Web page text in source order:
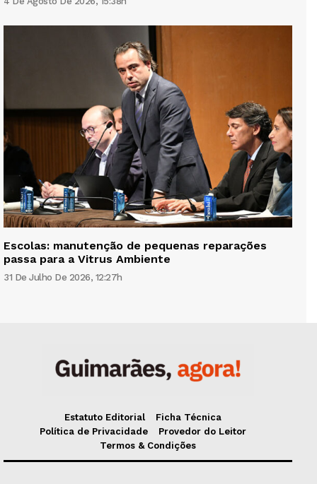
Escolas: manutenção de pequenas reparações
passa para a Vitrus Ambiente
31 De Julho De 2026, 12:27h
Estatuto Editorial
Ficha Técnica
Política de Privacidade
Provedor do Leitor
Termos & Condições